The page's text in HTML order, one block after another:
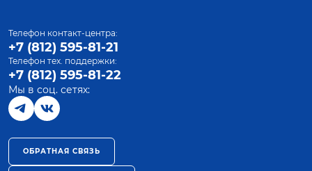
Телефон контакт-центра:
+7 (812) 595-81-21
Телефон тех. поддержки:
+7 (812) 595-81-22
Мы в соц. сетях:
ОБРАТНАЯ СВЯЗЬ